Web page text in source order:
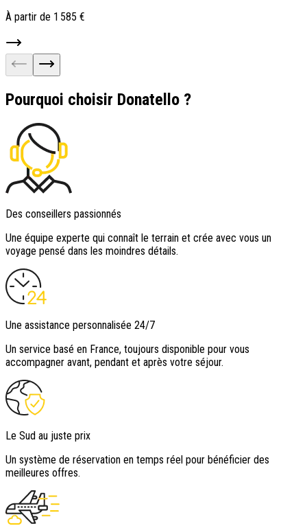
À partir de 1 585 €
Pourquoi choisir Donatello ?
Des conseillers passionnés
Une équipe experte qui connaît le terrain et crée avec vous un
voyage pensé dans les moindres détails.
Une assistance personnalisée 24/7
Un service basé en France, toujours disponible pour vous
accompagner avant, pendant et après votre séjour.
Le Sud au juste prix
Un système de réservation en temps réel pour bénéficier des
meilleures offres.